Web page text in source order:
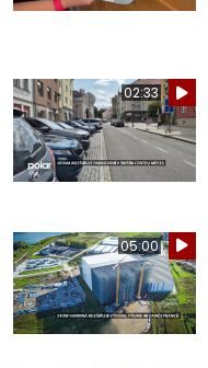
02:33
05:00